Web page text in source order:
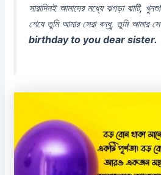
সারাদিনই আমাদের মধ্যে ঝগড়া ঝাটি,
শেষে তুমি আমার সেরা বন্ধু, তুমি আমার
birthday to you dear sister.